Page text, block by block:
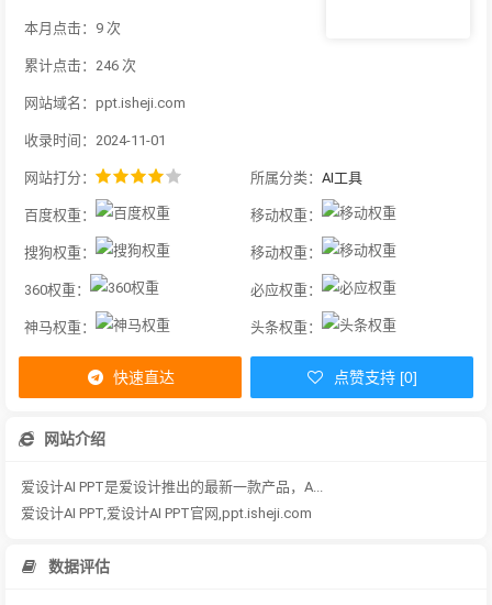
本月点击：9 次
累计点击：246 次
网站域名：ppt.isheji.com
收录时间：2024-11-01
网站打分： 所属分类： AI工具
百度权重： 移动权重：
搜狗权重： 移动权重：
360权重： 必应权重：
神马权重： 头条权重：
快速直达 点赞支持 [0]
网站介绍
爱设计AI PPT是爱设计推出的最新一款产品，A...
爱设计AI PPT,爱设计AI PPT官网,ppt.isheji.com
数据评估